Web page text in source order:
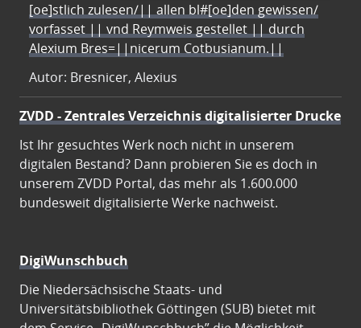
[oe]stlich zulesen/|| allen bl#[oe]den gewissen/
vorfasset || vnd Reymweis gestellet || durch
Alexium Bres=||nicerum Cotbusianum.||
Autor: Bresnicer, Alexius
ZVDD - Zentrales Verzeichnis digitalisierter Drucke
Ist Ihr gesuchtes Werk noch nicht in unserem
digitalen Bestand? Dann probieren Sie es doch in
unserem ZVDD Portal, das mehr als 1.600.000
bundesweit digitalisierte Werke nachweist.
DigiWunschbuch
Die Niedersächsische Staats- und
Universitätsbibliothek Göttingen (SUB) bietet mit